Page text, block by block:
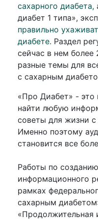
сахарного диабета,
диабет 1 типа»,
правильно
диабете. Раздел
сейчас в нем более
разные темы для
с сахарным
«Про Диабет» - это
найти любую
советы для жизни
Именно поэтому
становится все
Работы по
информационного
рамках
сахарным
«Продолжительная